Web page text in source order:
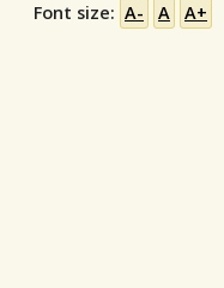
Font size: A- A A+